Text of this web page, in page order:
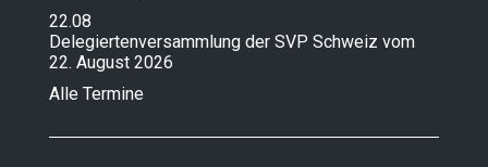
22.08
Delegiertenversammlung der SVP Schweiz vom
22. August 2026
Alle Termine